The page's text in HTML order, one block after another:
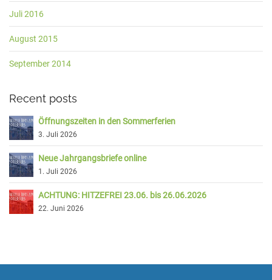
Juli 2016
August 2015
September 2014
Recent posts
Öffnungszeiten in den Sommerferien
3. Juli 2026
Neue Jahrgangsbriefe online
1. Juli 2026
ACHTUNG: HITZEFREI 23.06. bis 26.06.2026
22. Juni 2026